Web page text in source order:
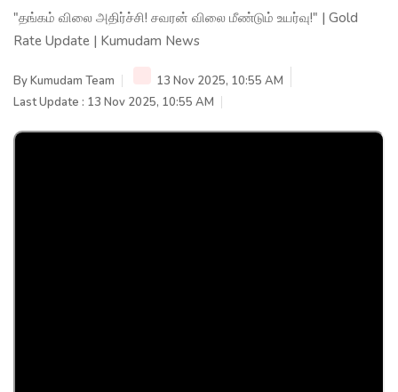
"தங்கம் விலை அதிர்ச்சி! சவரன் விலை மீண்டும் உயர்வு!" | Gold
Rate Update | Kumudam News
ByKumudam Team
13 Nov 2025, 10:55 AM
Last Update : 13 Nov 2025, 10:55 AM